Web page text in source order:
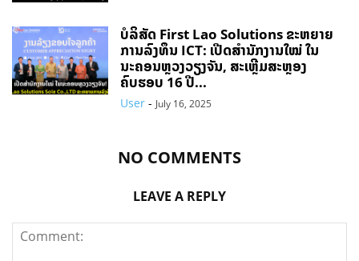
ບໍລິສັດ First Lao Solutions ຂະຫຍາຍ
ການລົງທຶນ ICT: ເປີດສຳນັກງານໃໝ່ ໃນ
ນະຄອນຫຼວງວຽງຈັນ, ສະເຫຼີມສະຫຼອງ
ຄົບຮອບ 16 ປີ...
User - July 16, 2025
NO COMMENTS
LEAVE A REPLY